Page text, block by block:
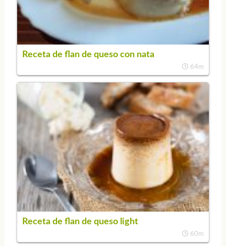
Receta de flan de queso con nata
64m
Receta de flan de queso light
60m